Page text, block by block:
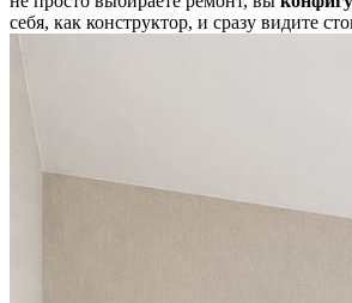
себя, как конструктор, и сразу видите